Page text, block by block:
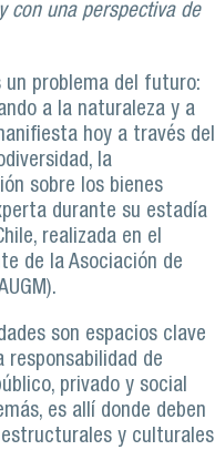
con una perspectiva de
problema del futuro:
a la naturaleza y a
hoy a través del
la
sobre los bienes
durante su estadía
realizada en el
de la Asociación de
son espacios clave
responsabilidad de
privado y social
es allí donde deben
y culturales